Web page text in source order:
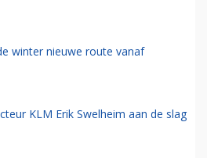
winter nieuwe route vanaf
KLM Erik Swelheim aan de slag